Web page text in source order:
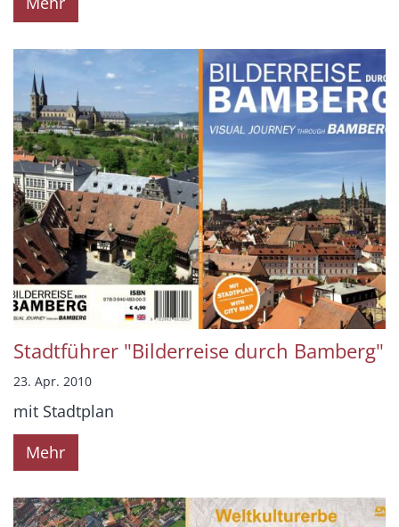
Stadtführer "Bilderreise durch Bamberg"
23. Apr. 2010
mit Stadtplan
Mehr